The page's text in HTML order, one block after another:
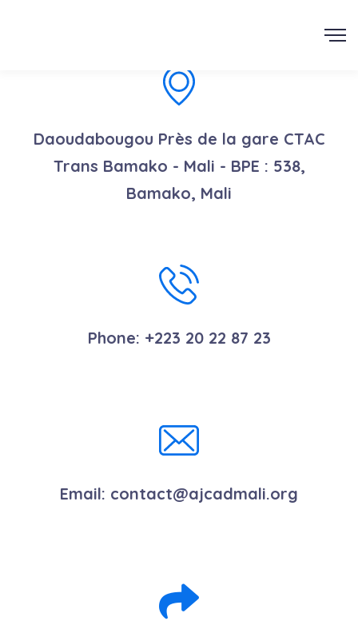
Daoudabougou Près de la gare CTAC
Trans Bamako - Mali - BPE : 538,
Bamako, Mali
Phone: +223 20 22 87 23
Email: contact@ajcadmali.org